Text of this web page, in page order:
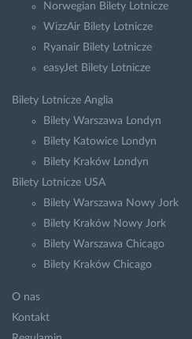
Norwegian Bilety Lotnicze
WizzAir Bilety Lotnicze
Ryanair Bilety Lotnicze
easyJet Bilety Lotnicze
Bilety Lotnicze Anglia
Bilety Warszawa Londyn
Bilety Katowice Londyn
Bilety Kraków Londyn
Bilety Lotnicze USA
Bilety Warszawa Nowy Jork
Bilety Kraków Nowy Jork
Bilety Warszawa Chicago
Bilety Kraków Chicago
O nas
Kontakt